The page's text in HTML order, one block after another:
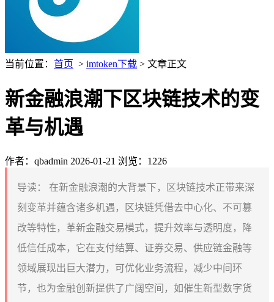
当前位置： 首页 > imtoken下载 > 文章正文
新金融浪潮下区块链技术的变
革与机遇
作者：qbadmin 2026-01-21 浏览：1226
导读：
在新金融浪潮的大背景下，区块链技术正带来深
刻变革并蕴含诸多机遇，区块链凭借去中心化、不可篡
改等特性，革新金融交易模式，提升效率与透明度，降
低信任成本，它在支付结算、证券交易、供应链金融等
领域展现出巨大潜力，可优化业务流程，减少中间环
节，也为金融创新提供了广阔空间，如催生新型数字货